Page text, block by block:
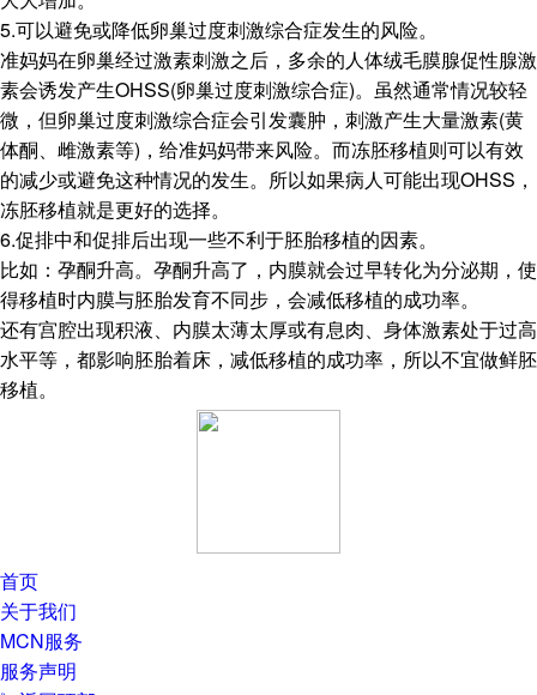
5.可以避免或降低卵巢过度刺激综合症发生的风险。
准妈妈在卵巢经过激素刺激之后，多余的人体绒毛膜腺促性腺激
素会诱发产生OHSS(卵巢过度刺激综合症)。虽然通常情况较轻
微，但卵巢过度刺激综合症会引发囊肿，刺激产生大量激素(黄
体酮、雌激素等)，给准妈妈带来风险。而冻胚移植则可以有效
的减少或避免这种情况的发生。所以如果病人可能出现OHSS，
冻胚移植就是更好的选择。
6.促排中和促排后出现一些不利于胚胎移植的因素。
比如：孕酮升高。孕酮升高了，内膜就会过早转化为分泌期，使
得移植时内膜与胚胎发育不同步，会减低移植的成功率。
还有宫腔出现积液、内膜太薄太厚或有息肉、身体激素处于过高
水平等，都影响胚胎着床，减低移植的成功率，所以不宜做鲜胚
移植。
首页
关于我们
MCN服务
服务声明